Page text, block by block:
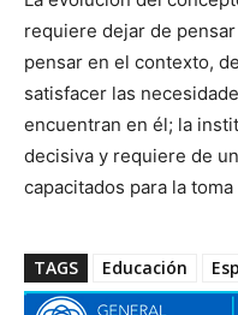
requiere dejar de
pensar en el contexto,
satisfacer las
encuentran en él; la
decisiva y requiere de
capacitados para la
TAGS Educación